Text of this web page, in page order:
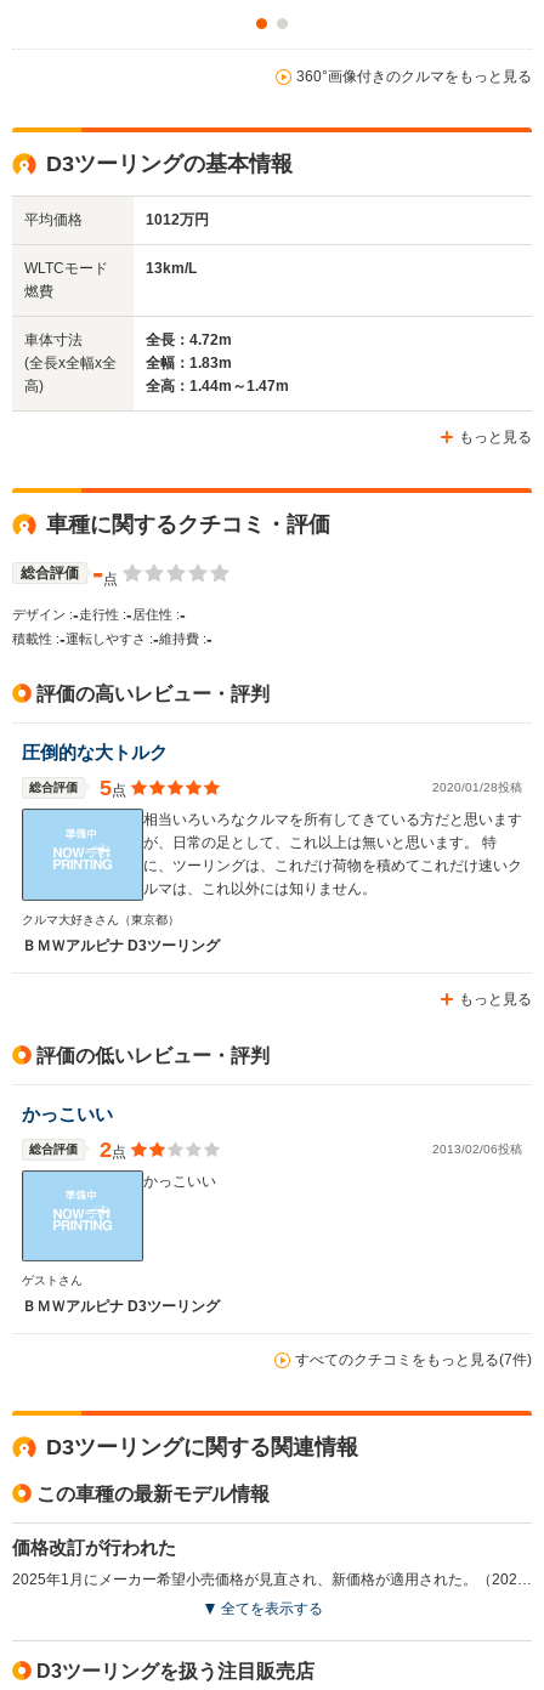
排気量 2993cc
└市街地:-
└高速道
360°画像付きのクルマをもっと見る
D3ツーリングの基本情報
平均価格 1012万円
WLTCモード
燃費
13km/L
車体寸法
(全長x全幅x全
高)
全長：4.72m
全幅：1.83m
全高：1.44m～1.47m
もっと見る
車種に関するクチコミ・評価
総合評価 -点
デザイン :-走行性 :- 居住性 :-
積載性 :-運転しやすさ :-維持費 :-
評価の高いレビュー・評判
圧倒的な大トルク
総合評価 5点 2020/01/28投稿
相当いろいろなクルマを所有してきている方だと思います
が、日常の足として、これ以上は無いと思います。 特
に、ツーリングは、これだけ荷物を積めてこれだけ速いク
ルマは、これ以外には知りません。
クルマ大好きさん （東京都）
ＢＭＷアルピナ D3ツーリング
もっと見る
評価の低いレビュー・評判
かっこいい
総合評価 2点 2013/02/06投稿
かっこいい
ゲストさん
ＢＭＷアルピナ D3ツーリング
すべてのクチコミをもっと見る(7件)
D3ツーリングに関する関連情報
この車種の最新モデル情報
価格改訂が行われた
2025年1月にメーカー希望小売価格が見直され、新価格が適用された。（2025.1）
全てを表示する
D3ツーリングを扱う注目販売店